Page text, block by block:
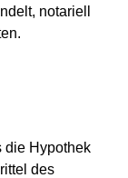
notariell
die Hypothek
des